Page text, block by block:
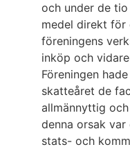
och under de
medel direkt för
föreningens
inköp och
Föreningen
skatteåret de
allmännyttig
denna orsak
stats- och